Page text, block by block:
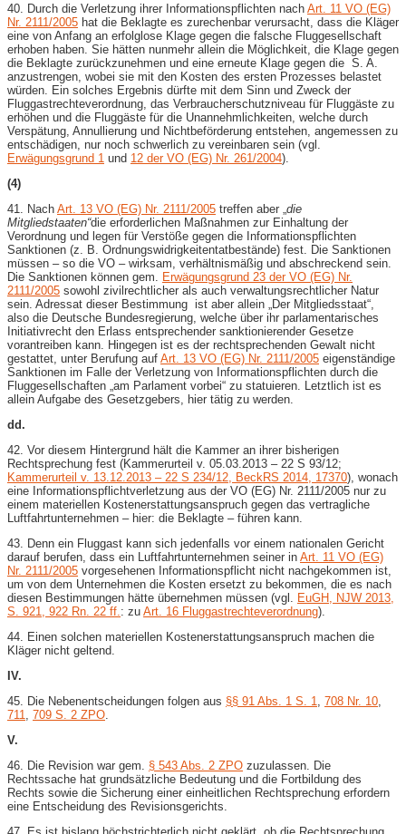
40. Durch die Verletzung ihrer Informationspflichten nach Art. 11 VO (EG)
Nr. 2111/2005 hat die Beklagte es zurechenbar verursacht, dass die Kläger
eine von Anfang an erfolglose Klage gegen die falsche Fluggesellschaft
erhoben haben. Sie hätten nunmehr allein die Möglichkeit, die Klage gegen
die Beklagte zurückzunehmen und eine erneute Klage gegen die S. A.
anzustrengen, wobei sie mit den Kosten des ersten Prozesses belastet
würden. Ein solches Ergebnis dürfte mit dem Sinn und Zweck der
Fluggastrechteverordnung, das Verbraucherschutzniveau für Fluggäste zu
erhöhen und die Fluggäste für die Unannehmlichkeiten, welche durch
Verspätung, Annullierung und Nichtbeförderung entstehen, angemessen zu
entschädigen, nur noch schwerlich zu vereinbaren sein (vgl.
Erwägungsgrund 1 und 12 der VO (EG) Nr. 261/2004).
(4)
41. Nach Art. 13 VO (EG) Nr. 2111/2005 treffen aber „ die
Mitgliedstaaten“die erforderlichen Maßnahmen zur Einhaltung der
Verordnung und legen für Verstöße gegen die Informationspflichten
Sanktionen (z. B. Ordnungswidrigkeitentatbestände) fest. Die Sanktionen
müssen – so die VO – wirksam, verhältnismäßig und abschreckend sein.
Die Sanktionen können gem. Erwägungsgrund 23 der VO (EG) Nr.
2111/2005 sowohl zivilrechtlicher als auch verwaltungsrechtlicher Natur
sein. Adressat dieser Bestimmung ist aber allein „Der Mitgliedsstaat“,
also die Deutsche Bundesregierung, welche über ihr parlamentarisches
Initiativrecht den Erlass entsprechender sanktionierender Gesetze
vorantreiben kann. Hingegen ist es der rechtsprechenden Gewalt nicht
gestattet, unter Berufung auf Art. 13 VO (EG) Nr. 2111/2005 eigenständige
Sanktionen im Falle der Verletzung von Informationspflichten durch die
Fluggesellschaften „am Parlament vorbei“ zu statuieren. Letztlich ist es
allein Aufgabe des Gesetzgebers, hier tätig zu werden.
dd.
42. Vor diesem Hintergrund hält die Kammer an ihrer bisherigen
Rechtsprechung fest (Kammerurteil v. 05.03.2013 – 22 S 93/12;
Kammerurteil v. 13.12.2013 – 22 S 234/12, BeckRS 2014, 17370), wonach
eine Informationspflichtverletzung aus der VO (EG) Nr. 2111/2005 nur zu
einem materiellen Kostenerstattungsanspruch gegen das vertragliche
Luftfahrtunternehmen – hier: die Beklagte – führen kann.
43. Denn ein Fluggast kann sich jedenfalls vor einem nationalen Gericht
darauf berufen, dass ein Luftfahrtunternehmen seiner in Art. 11 VO (EG)
Nr. 2111/2005 vorgesehenen Informationspflicht nicht nachgekommen ist,
um von dem Unternehmen die Kosten ersetzt zu bekommen, die es nach
diesen Bestimmungen hätte übernehmen müssen (vgl. EuGH, NJW 2013,
S. 921, 922 Rn. 22 ff. : zu Art. 16 Fluggastrechteverordnung).
44. Einen solchen materiellen Kostenerstattungsanspruch machen die
Kläger nicht geltend.
IV.
45. Die Nebenentscheidungen folgen aus §§ 91 Abs. 1 S. 1 708 Nr. 10
711
709 S. 2 ZPO
V.
46. Die Revision war gem. § 543 Abs. 2 ZPO zuzulassen. Die
Rechtssache hat grundsätzliche Bedeutung und die Fortbildung des
Rechts sowie die Sicherung einer einheitlichen Rechtsprechung erfordern
eine Entscheidung des Revisionsgerichts.
47. Es ist bislang höchstrichterlich nicht geklärt, ob die Rechtsprechung